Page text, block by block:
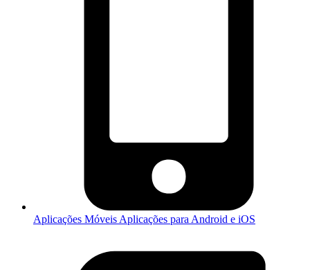
Aplicações Móveis Aplicações para Android e iOS